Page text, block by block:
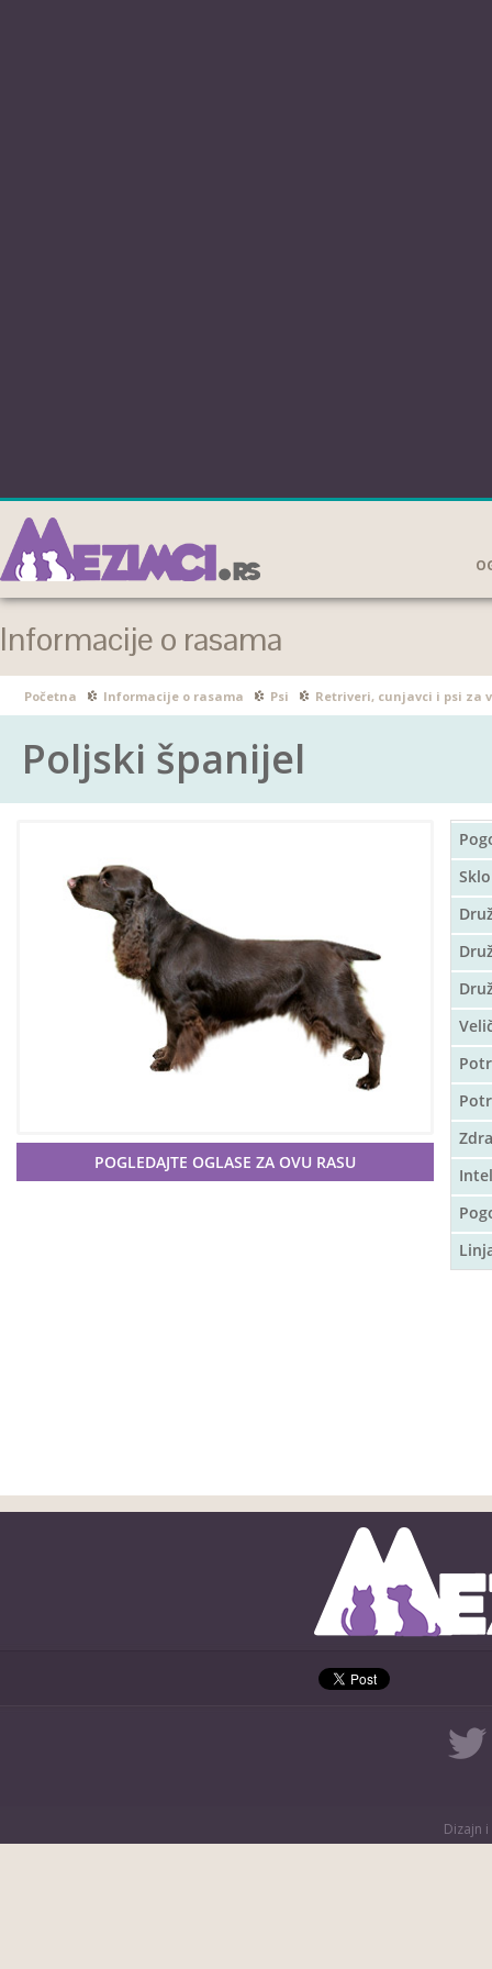
Informacije o rasama
Početna Informacije o rasama Psi Retriveri, cunjavci i psi za
Poljski španijel
POGLEDAJTE OGLASE ZA OVU RASU
Dizajn